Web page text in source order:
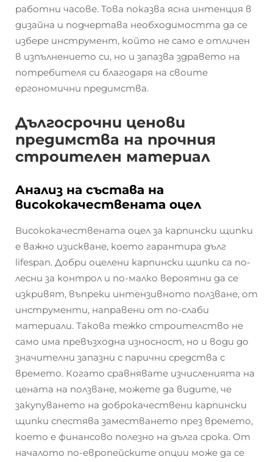
работни часове. Това показва ясна интенция в
дизайна и подчертава необходимостта да се
избере инструмент, който не само е отличен
в изпълнението си, но и запазва здравето на
потребителя си благодаря на своите
ергономични предимства.
Дългосрочни ценови
предимства на прочния
строителен материал
Анализ на състава на
висококачествената оцел
Висококачествената оцел за карпински щипки
е важно изискване, което гарантира дълг
lifespan. Добри оцелени карпински щипки са по-
лесни за контрол и по-малко вероятни да се
изкривят, въпреки интензивното ползване, от
инструменти, направени от по-слаби
материали. Такова тежко строителство не
само има превъзходна износност, но и води до
значителни запазни с парични средства с
времето. Когато сравнявате изчисленията на
цената на ползване, можете да видите, че
закупуването на доброкачествени карпински
щипки спестява заместването през времето,
което е финансово полезно на дълга срока. От
началото по-европейските опции може да се